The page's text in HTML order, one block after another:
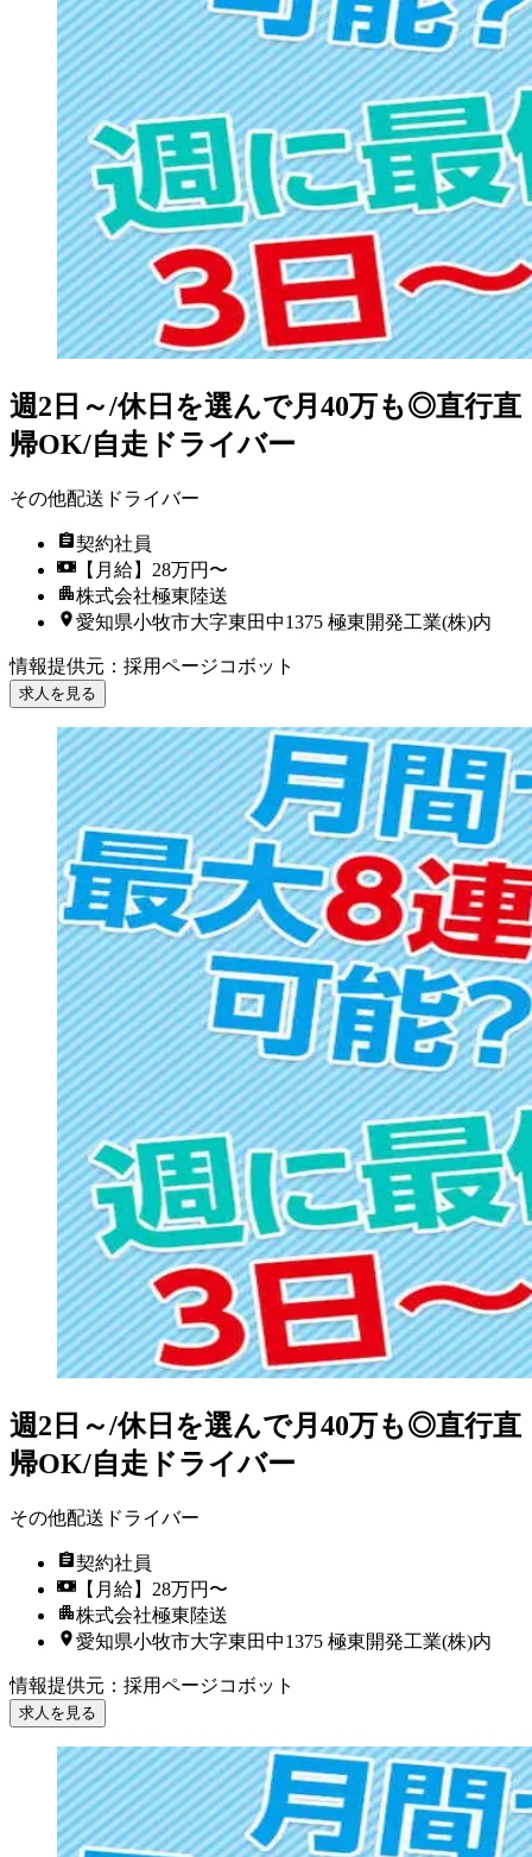
週2日～/休日を選んで月40万も◎直行直
帰OK/自走ドライバー
その他配送ドライバー
契約社員
【月給】28万円〜
株式会社極東陸送
愛知県小牧市大字東田中1375 極東開発工業(株)内
情報提供元 ： 採用ページコボット
求人を見る
週2日～/休日を選んで月40万も◎直行直
帰OK/自走ドライバー
その他配送ドライバー
契約社員
【月給】28万円〜
株式会社極東陸送
愛知県小牧市大字東田中1375 極東開発工業(株)内
情報提供元 ： 採用ページコボット
求人を見る